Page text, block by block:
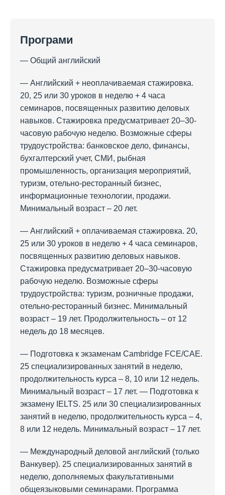
Програми
— Общий английский
— Английский + неоплачиваемая стажировка.
20, 25 или 30 уроков в неделю + 4 часа
семинаров, посвященных развитию деловых
навыков. Стажировка предусматривает 20–30-
часовую рабочую неделю. Возможные сферы
трудоустройства: банковское дело, финансы,
бухгалтерский учет, СМИ, рыбная
промышленность, организация мероприятий,
туризм, отельно-ресторанный бизнес,
информационные технологии, продажи.
Минимальный возраст – 20 лет.
— Английский + оплачиваемая стажировка. 20,
25 или 30 уроков в неделю + 4 часа семинаров,
посвященных развитию деловых навыков.
Стажировка предусматривает 20–30-часовую
рабочую неделю. Возможные сферы
трудоустройства: туризм, розничные продажи,
отельно-ресторанный бизнес. Минимальный
возраст – 19 лет. Продолжительность – от 12
недель до 18 месяцев.
— Подготовка к экзаменам Cambridge FCE/CAE.
25 специализированных занятий в неделю,
продолжительность курса – 8, 10 или 12 недель.
Минимальный возраст – 17 лет. — Подготовка к
экзамену IELTS. 25 или 30 специализированных
занятий в неделю, продолжительность курса – 4,
8 или 12 недель. Минимальный возраст – 17 лет.
— Международный деловой английский (только
Ванкувер). 25 специализированных занятий в
неделю, дополняемых факультативными
общеязыковыми семинарами. Программа